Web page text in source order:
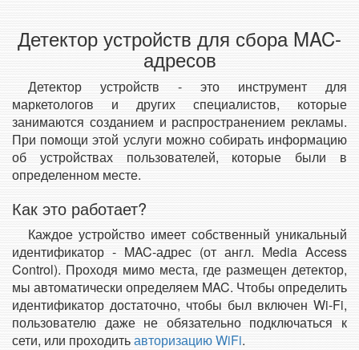
Детектор устройств для сбора MAC-
адресов
Детектор устройств - это инструмент для
маркетологов и других специалистов, которые
занимаются созданием и распространением рекламы.
При помощи этой услуги можно собирать информацию
об устройствах пользователей, которые были в
определенном месте.
Как это работает?
Каждое устройство имеет собственный уникальный
идентификатор - MAC-адрес (от англ. Media Access
Control). Проходя мимо места, где размещен детектор,
мы автоматически определяем MAC. Чтобы определить
идентификатор достаточно, чтобы был включен Wi-Fi,
пользователю даже не обязательно подключаться к
сети, или проходитьавторизацию WiFi.